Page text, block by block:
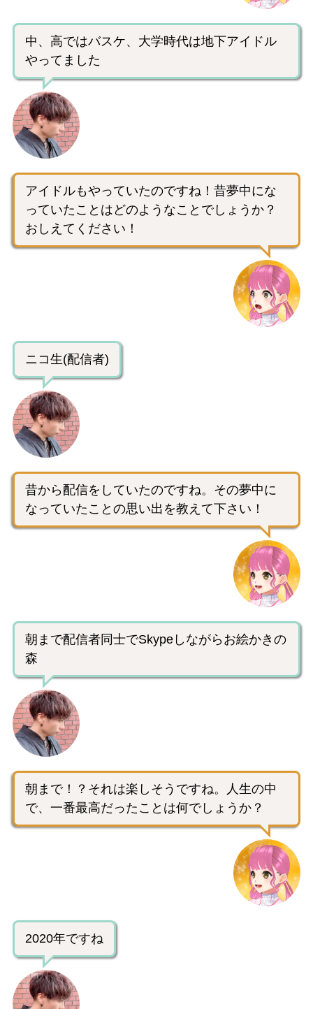
中、高ではバスケ、大学時代は地下アイドル
やってました
アイドルもやっていたのですね！昔夢中にな
っていたことはどのようなことでしょうか？
おしえてください！
ニコ生(配信者)
昔から配信をしていたのですね。その夢中に
なっていたことの思い出を教えて下さい！
朝まで配信者同士でSkypeしながらお絵かきの
森
朝まで！？それは楽しそうですね。人生の中
で、一番最高だったことは何でしょうか？
2020年ですね